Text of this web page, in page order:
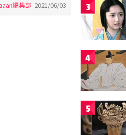
編集部 2021/06/03 3
4
5